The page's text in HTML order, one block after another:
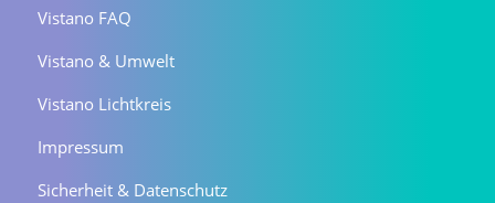
Vistano FAQ
Vistano & Umwelt
Vistano Lichtkreis
Impressum
Sicherheit & Datenschutz